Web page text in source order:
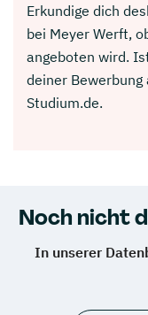
Erkundige dich
bei Meyer Werft,
angeboten wird.
deiner
Studium.de.
Noch nicht
In unserer